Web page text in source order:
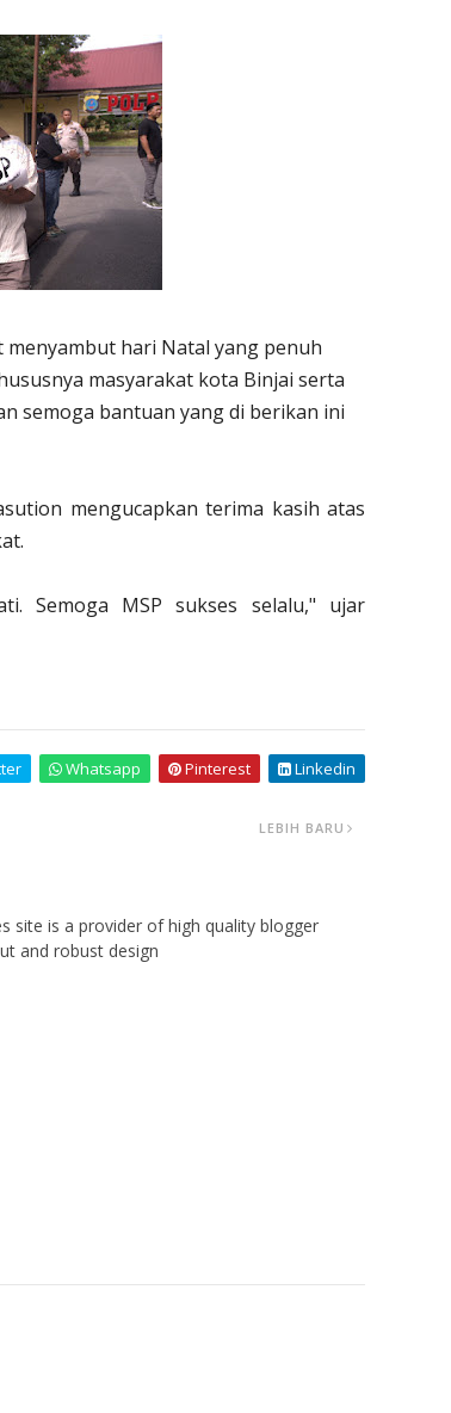
hari Natal yang penuh
masyarakat kota Binjai serta
semoga bantuan yang di berikan ini
mengucapkan terima kasih atas
Semoga MSP sukses selalu," ujar
Whatsapp Pinterest Linkedin
LEBIH BARU
site is a provider of high quality blogger
and robust design